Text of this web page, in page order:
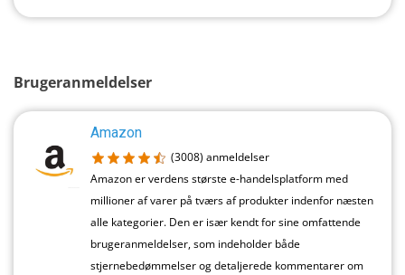
Brugeranmeldelser
Amazon
(3008) anmeldelser
Amazon er verdens største e-handelsplatform med
millioner af varer på tværs af produkter indenfor næsten
alle kategorier. Den er især kendt for sine omfattende
brugeranmeldelser, som indeholder både
stjernebedømmelser og detaljerede kommentarer om